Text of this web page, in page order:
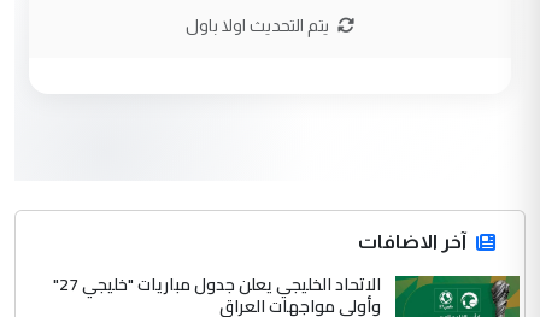
الاستماع للمدير ومغرفة ...
جنسية الرافد الثالث للعراق ومن اصول عريقة
ابا فرات ...
الموضوع :
الجواهري يرد على صدام حسين سل
يتم التحديث اولا باول
آخر الاضافات
الاتحاد الخليجي يعلن جدول مباريات "خليجي 27"
وأولى مواجهات العراق